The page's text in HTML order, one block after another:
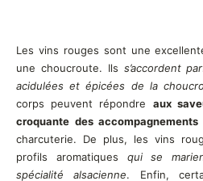
Les vins rouges sont une
une choucroute. Ils s’accordent
acidulées et épicées de la
corps peuvent répondre aux
croquante des accompagnements
charcuterie. De plus, les vins
profils aromatiques qui se
spécialité alsacienne. Enfin,